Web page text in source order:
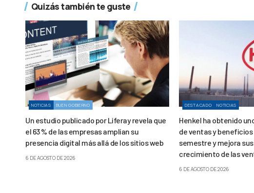
Quizás también te guste
NOTICIAS BUEN GOBIERNO
Un estudio publicado por Liferay revela que
el 63 % de las empresas amplían su
presencia digital más allá de los sitios web
6 DE AGOSTO DE 2026
DESTACADO NOTICIAS
Henkel ha obtenido
de ventas y
semestre y mejora
crecimiento de las
6 DE AGOSTO DE 2026